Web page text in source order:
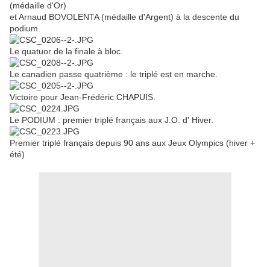
(médaille d'Or)
et Arnaud BOVOLENTA (médaille d'Argent) à la descente du
podium.
Le quatuor de la finale à bloc.
Le canadien passe quatrième : le triplé est en marche.
Victoire pour Jean-Frédéric CHAPUIS.
Le PODIUM : premier triplé français aux J.O. d' Hiver.
Premier triplé français depuis 90 ans aux Jeux Olympics (hiver +
été)